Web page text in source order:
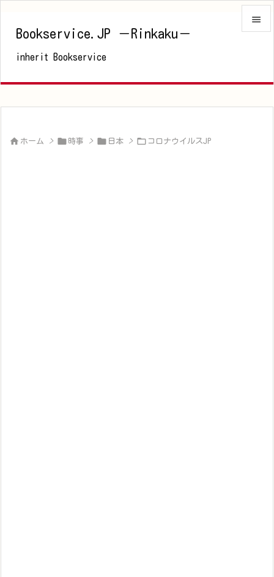
Bookservice.JP －Rinkaku－
inherit Bookservice


 ホーム >  時事 >  日本 >  コロナウイルスJP